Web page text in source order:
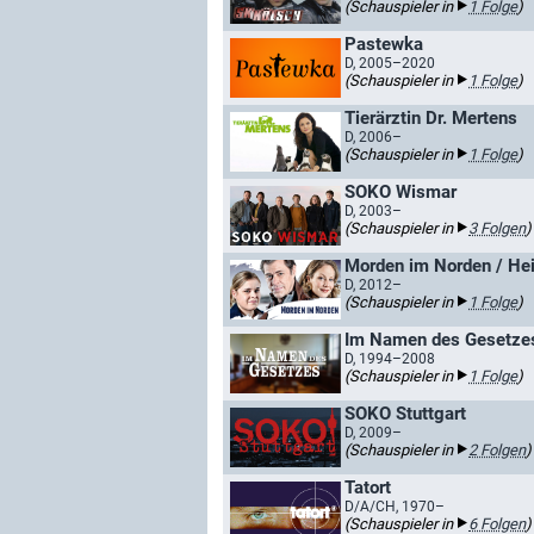
(Schauspieler in 1 Folge)
Pastewka
D, 2005–2020
(Schauspieler in 1 Folge)
Tierärztin Dr. Mertens
D, 2006–
(Schauspieler in 1 Folge)
SOKO Wismar
D, 2003–
(Schauspieler in 3 Folgen)
Morden im Norden /
D, 2012–
(Schauspieler in 1 Folge)
Im Namen des
D, 1994–2008
(Schauspieler in 1 Folge)
SOKO Stuttgart
D, 2009–
(Schauspieler in 2 Folgen)
Tatort
D/A/CH, 1970–
(Schauspieler in 6 Folgen)